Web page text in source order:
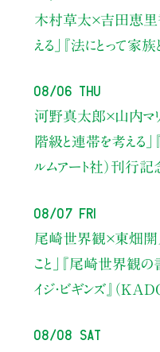
木村草太×吉田恵里
える」
『法にとって家
08/06 Thu
河野真太郎×山内マ
階級と連帯を考える」
ルムアート社）刊行記
08/07 Fri
尾崎世界観×東畑開
こと」
『尾崎世界観の書
イジ・ビギンズ』（
08/08 Sat